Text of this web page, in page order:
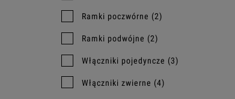
Ramki poczwórne (2)
Ramki podwójne (2)
Włączniki pojedyncze (3)
Włączniki zwierne (4)